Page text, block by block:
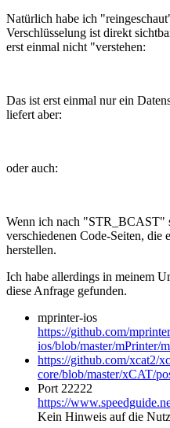
Natürlich habe ich
Verschlüsselung ist direkt
erst einmal nicht "verstehen:
Das ist erst einmal nur ein
liefert aber:
oder auch:
Wenn ich nach "STR_BCAST"
verschiedenen Code-Seiten, die
herstellen.
Ich habe allerdings in meinem
diese Anfrage gefunden.
mprinter-ios
https://github.com/
ios/blob/master/mPrinter/
https://github.com/xcat2/
core/blob/master/xCAT/
Port 22222
https://
Kein Hinweis auf die